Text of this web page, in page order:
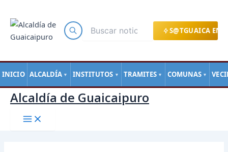
S@TGUAICA EN
INICIO ALCALDÍA ▼ INSTITUTOS ▼ TRAMITES ▼ COMUNAS ▼
contenido
Alcaldía de Guaicaipuro
de
entradas